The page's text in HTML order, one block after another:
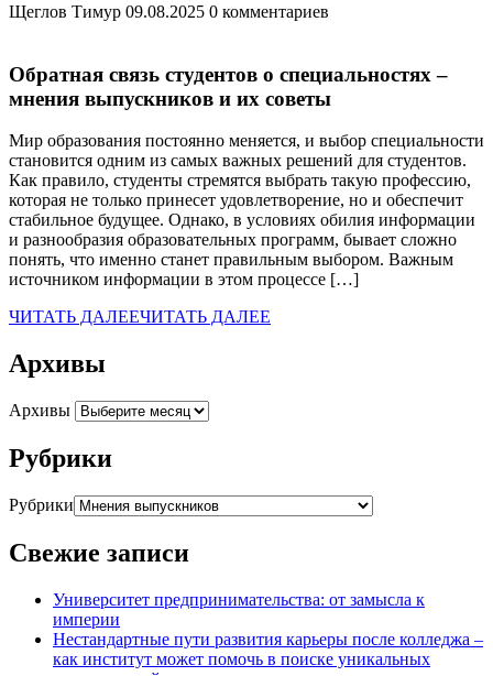
Щеглов Тимур 09.08.2025 0 комментариев
Обратная связь студентов о специальностях –
мнения выпускников и их советы
Мир образования постоянно меняется, и выбор специальности
становится одним из самых важных решений для студентов.
Как правило, студенты стремятся выбрать такую профессию,
которая не только принесет удовлетворение, но и обеспечит
стабильное будущее. Однако, в условиях обилия информации
и разнообразия образовательных программ, бывает сложно
понять, что именно станет правильным выбором. Важным
источником информации в этом процессе […]
ЧИТАТЬ ДАЛЕЕЧИТАТЬ ДАЛЕЕ
Архивы
Архивы
Рубрики
Рубрики
Свежие записи
Университет предпринимательства: от замысла к
империи
Нестандартные пути развития карьеры после колледжа –
как институт может помочь в поиске уникальных